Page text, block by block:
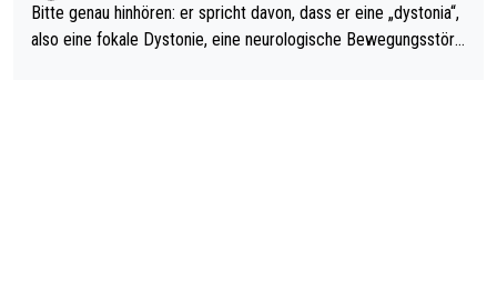
Bitte genau hinhören: er spricht davon, dass er eine „dystonia“,
also eine fokale Dystonie, eine neurologische Bewegungsstöru